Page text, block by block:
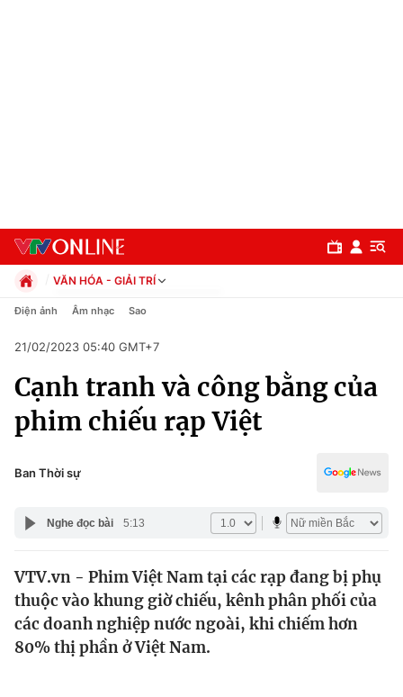
Chuyên mục
Chính trị
Pháp luật
Thế giới
Tin tức
VĂN HÓA - GIẢI TRÍ
Chính trị
Pháp luật
Kinh tế
Thể thao
Truyền hình
Y tế
Công nghệ
Điện ảnh Âm nhạc Sao
21/02/2023 05:40 GMT+7
Cạnh tranh và công bằng của
phim chiếu rạp Việt
Ban Thời sự
Nghe đọc bài 5:13
VTV.vn - Phim Việt Nam tại các rạp đang bị phụ
thuộc vào khung giờ chiếu, kênh phân phối của
các doanh nghiệp nước ngoài, khi chiếm hơn
80% thị phần ở Việt Nam.